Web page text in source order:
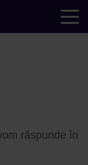
răspunde în